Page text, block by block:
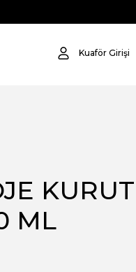
Kuaför Girişi
ML